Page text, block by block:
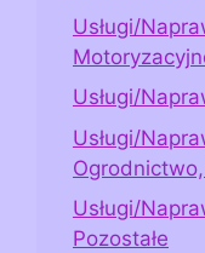
Usługi/
Usługi/
Usługi/
Usługi/
Pozostałe